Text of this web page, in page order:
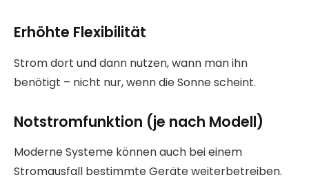
Erhöhte Flexibilität
Strom dort und dann nutzen, wann man ihn
benötigt – nicht nur, wenn die Sonne scheint.
Notstromfunktion (je nach Modell)
Moderne Systeme können auch bei einem
Stromausfall bestimmte Geräte weiterbetreiben.